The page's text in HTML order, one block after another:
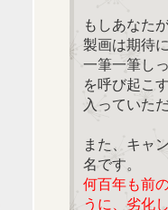
もしあなた
製画は期待
一筆一筆し
を呼び起こ
入っていた
また、キャ
名です。
何百年も前
うに、劣化